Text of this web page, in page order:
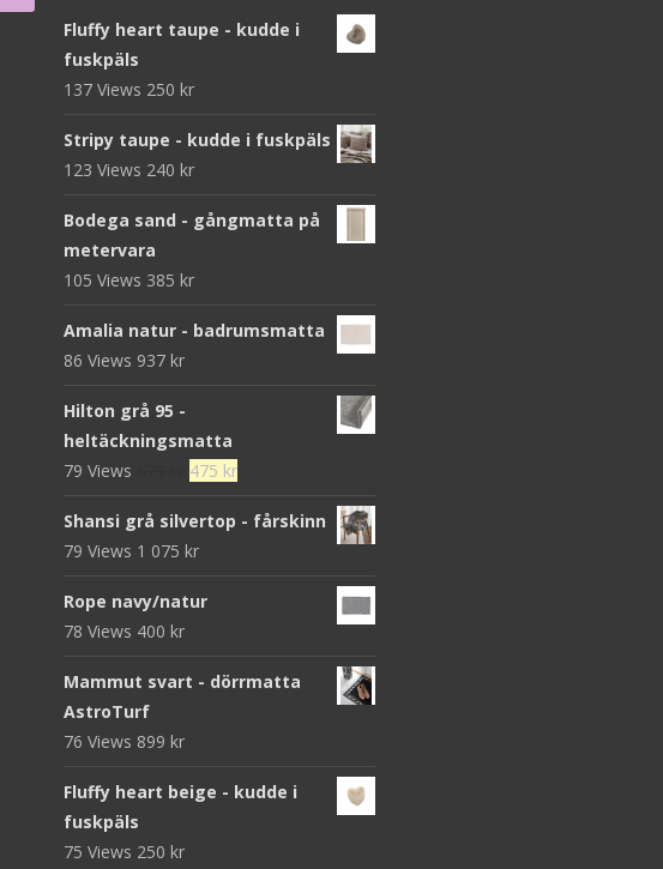
Fluffy heart taupe - kudde i
fuskpäls
137 Views 250 kr
Stripy taupe - kudde i fuskpäls
123 Views 240 kr
Bodega sand - gångmatta på
metervara
105 Views 385 kr
Amalia natur - badrumsmatta
86 Views 937 kr
Hilton grå 95 -
heltäckningsmatta
79 Views
Det
priset
var:
475 krDet
priset
Shansi grå silvertop - fårskinn
79 Views 1 075 kr
Rope navy/natur
78 Views 400 kr
Mammut svart - dörrmatta
AstroTurf
76 Views 899 kr
Fluffy heart beige - kudde i
fuskpäls
75 Views 250 kr